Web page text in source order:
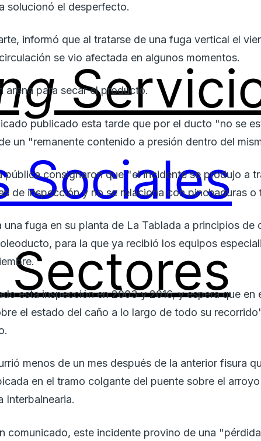
Sociales
Sectores
solucionó el desperfecto.
informó que al tratarse de una fuga vertical el
se vio afectada en algunos momentos.
para secar el producto.
publicado esta tarde que por el ducto "no se
un "remanente contenido a presión dentro del
pública consignaron que "el incidente se produjo a
de inspección y no se relaciona con pinchaduras
una fuga en su planta de La Tablada a principios de
para la que ya recibió los equipos
esta inspección en 2003 y 2016, y espera que
el estado del caño a lo largo de todo su
menos de un mes después de la anterior fisura
en el tramo colgante del puente sobre el
Interbalnearia.
comunicado, este incidente provino de una